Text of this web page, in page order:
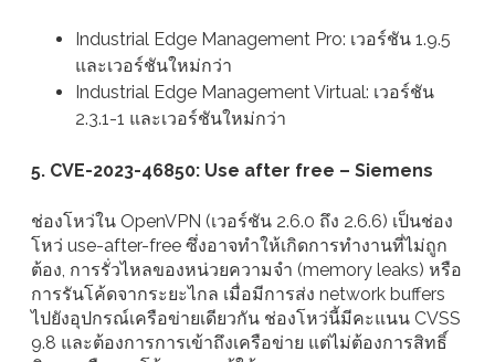
Industrial Edge Management Pro: เวอร์ชัน 1.9.5
และเวอร์ชันใหม่กว่า
Industrial Edge Management Virtual: เวอร์ชัน
2.3.1-1 และเวอร์ชันใหม่กว่า
5. CVE-2023-46850: Use after free – Siemens
ช่องโหว่ใน OpenVPN (เวอร์ชัน 2.6.0 ถึง 2.6.6) เป็นช่อง
โหว่ use-after-free ซึ่งอาจทำให้เกิดการทำงานที่ไม่ถูก
ต้อง, การรั่วไหลของหน่วยความจำ (memory leaks) หรือ
การรันโค้ดจากระยะไกล เมื่อมีการส่ง network buffers
ไปยังอุปกรณ์เครือข่ายเดียวกัน ช่องโหว่นี้มีคะแนน CVSS
9.8 และต้องการการเข้าถึงเครือข่าย แต่ไม่ต้องการสิทธิ์